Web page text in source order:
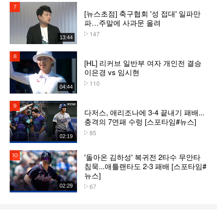
13:44
[뉴스초점] 축구협회 '성 접대' 일파만
파…주말에 사과문 올려
147
04:44
[HL] 리커브 일반부 여자 개인전 결승
이은경 vs 임시현
110
02:19
다저스, 애리조나에 3-4 끝내기 패배...
충격의 7연패 수렁 [스포타임#뉴스]
85
02:29
'돌아온 김하성' 복귀전 2타수 무안타
침묵...애틀랜타도 2-3 패배 [스포타임#
뉴스]
67